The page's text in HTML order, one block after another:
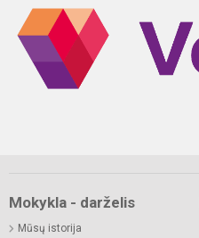
Mokykla - darželis
Mūsų istorija